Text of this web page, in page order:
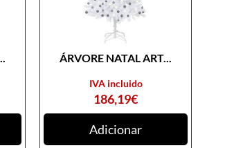
ÁRVORE NATAL ART...
186,19€
IVA incluido
Adicionar